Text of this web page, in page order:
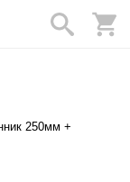
250мм +